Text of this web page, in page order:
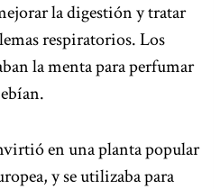
la digestión y tratar
respiratorios. Los
la menta para perfumar
en una planta popular
y se utilizaba para